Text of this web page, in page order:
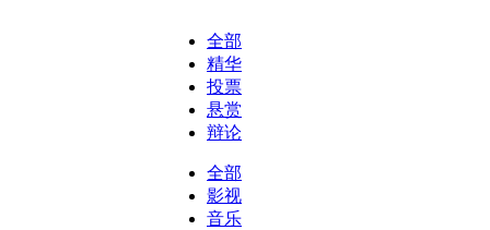
全部
精华
投票
悬赏
辩论
全部
影视
音乐